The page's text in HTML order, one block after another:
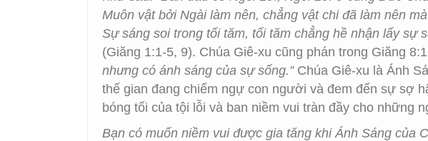
Muôn vật bởi Ngài làm nên, chẳng vật chi đã làm nên
Sự sáng soi trong tối tăm, tối tăm chẳng hề nhận lấy sự
(Giăng 1:1-5, 9). Chúa Giê-xu cũng phán trong Giăng
nhưng có ánh sáng của sự sống.” Chúa Giê-xu là Ánh
thế gian đang chiếm ngự con người và đem đến sự sợ
bóng tối của tội lỗi và ban niềm vui tràn đầy cho những
Bạn có muốn niềm vui được gia tăng khi Ánh Sáng của